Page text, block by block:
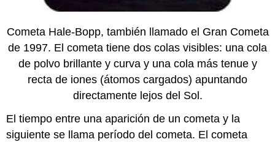
Cometa Hale-Bopp, también llamado el Gran Cometa
de 1997. El cometa tiene dos colas visibles: una cola
de polvo brillante y curva y una cola más tenue y
recta de iones (átomos cargados) apuntando
directamente lejos del Sol.
El tiempo entre una aparición de un cometa y la
siguiente se llama período del cometa. El cometa